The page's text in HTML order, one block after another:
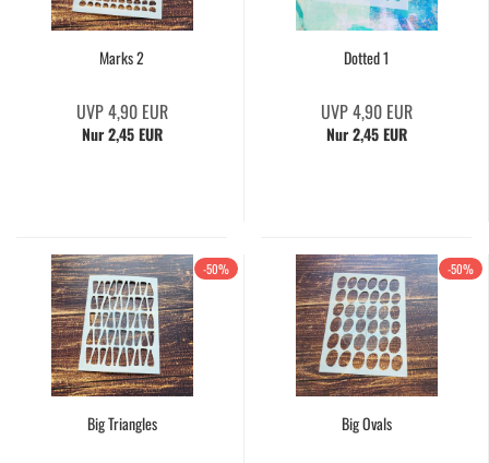
Marks 2
UVP 4,90 EUR
Nur 2,45 EUR
Dotted 1
UVP 4,90 EUR
Nur 2,45 EUR
-50%
Big Triangles
-50%
Big Ovals